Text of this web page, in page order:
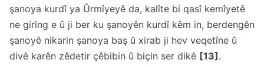
şanoya kurdî ya Ûrmîyeyê da, kalîte bi qasî kemîyetê
ne girîng e û ji ber ku şanoyên kurdî kêm in, berdengên
şanoyê nikarin şanoya baş û xirab ji hev veqetîne û
divê karên zêdetir çêbibin û biçin ser dikê [13] .